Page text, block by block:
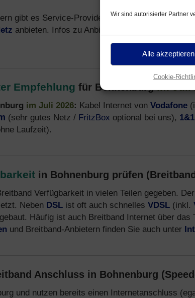
Wir sind autorisierter Partner
Alle akzeptieren
Cookie-
gibt es Service-Provider, welche Handytarife
anbieten. Infos zu Anbietern, Tarifen und
Empfehlung für Bohnenburg
im Juli 2026: Kabel Internet von Vodafone
(sehr gutes Netz / FritzBox optional bei uns), 1&1
Laufzeit).
in Bohnenburg prüfen
Verfügbarkeit in vielen Teilen gegeben.
Neben DSL ist oft auch schnelles VDSL (inkl.
Häufig ist auch Breitband Internet über das
und Breitband-Anbietern finden Sie auch unter
Anschluss in Bohnenburg
und nutzen bereits einen Internetanschluss